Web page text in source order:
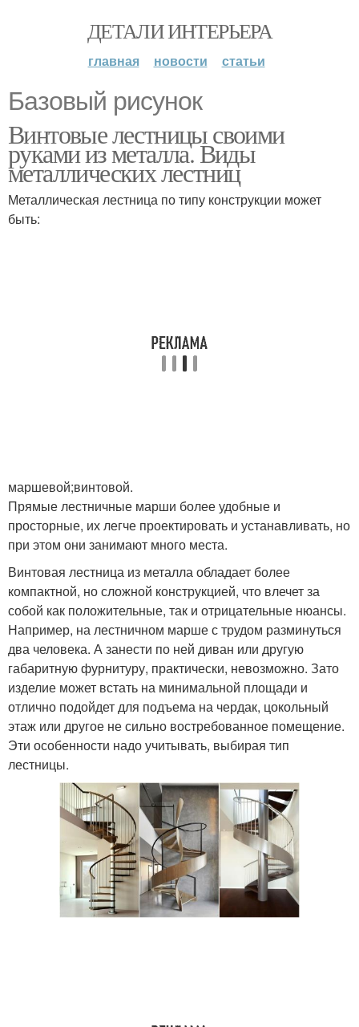
ДЕТАЛИ ИНТЕРЬЕРА
главная новости статьи
Базовый рисунок
Винтовые лестницы своими
руками из металла. Виды
металлических лестниц
Металлическая лестница по типу конструкции может
быть:
маршевой;винтовой.
Прямые лестничные марши более удобные и
просторные, их легче проектировать и устанавливать, но
при этом они занимают много места.
Винтовая лестница из металла обладает более
компактной, но сложной конструкцией, что влечет за
собой как положительные, так и отрицательные нюансы.
Например, на лестничном марше с трудом разминуться
два человека. А занести по ней диван или другую
габаритную фурнитуру, практически, невозможно. Зато
изделие может встать на минимальной площади и
отлично подойдет для подъема на чердак, цокольный
этаж или другое не сильно востребованное помещение.
Эти особенности надо учитывать, выбирая тип
лестницы.